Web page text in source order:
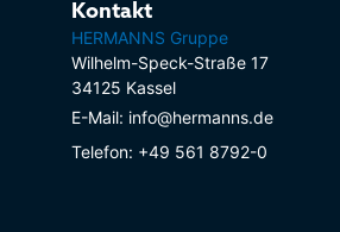
Kontakt
HERMANNS Gruppe
Wilhelm-Speck-Straße 17
34125 Kassel
E-Mail: info@hermanns.de
Telefon: +49 561 8792-0